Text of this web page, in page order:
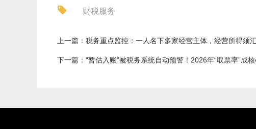
财税服务
上一篇：税务重点监控：一人名下多家经营主体，经营所得须
下一篇：“暂估入账”被税务系统自动预警！2026年“取票率”成